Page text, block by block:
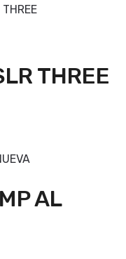
THREE
AL